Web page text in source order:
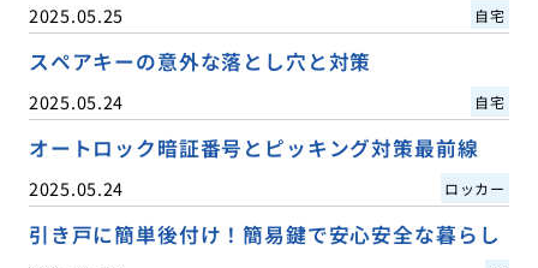
2025.05.25 自宅
スペアキーの意外な落とし穴と対策
2025.05.24 自宅
オートロック暗証番号とピッキング対策最前線
2025.05.24 ロッカー
引き戸に簡単後付け！簡易鍵で安心安全な暮らし